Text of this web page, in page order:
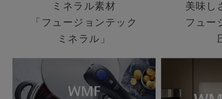
ミネラル素材
「フュージョンテック
ミネラル」
美味し
フュー